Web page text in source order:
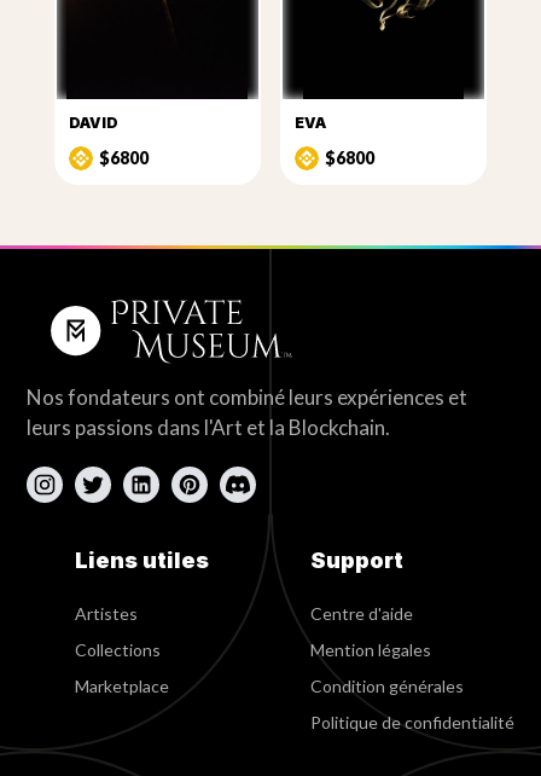
DAVID
$6800
EVA
$6800
Nos fondateurs ont combiné leurs expériences et
leurs passions dans l'Art et la Blockchain.
Liens utiles
Artistes
Collections
Marketplace
Support
Centre d'aide
Mention légales
Condition générales
Politique de confidentialité